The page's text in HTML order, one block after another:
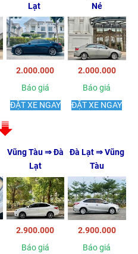
Lạt
Né
2.000.000
2.000.000
Báo giá
Báo giá
ĐẶT XE NGAY ĐẶT XE NGAY
Vũng Tàu ⇒ Đà
Lạt
Đà Lạt ⇒ Vũng
Tàu
2.900.000
2.900.000
Báo giá
Báo giá